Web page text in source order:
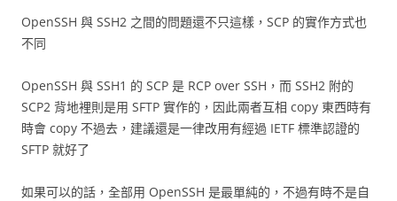
OpenSSH 與 SSH2 之間的問題還不只這樣，SCP 的實作方式也
不同
OpenSSH 與 SSH1 的 SCP 是 RCP over SSH，而 SSH2 附的
SCP2 背地裡則是用 SFTP 實作的，因此兩者互相 copy 東西時有
時會 copy 不過去，建議還是一律改用有經過 IETF 標準認證的
SFTP 就好了
如果可以的話，全部用 OpenSSH 是最單純的，不過有時不是自